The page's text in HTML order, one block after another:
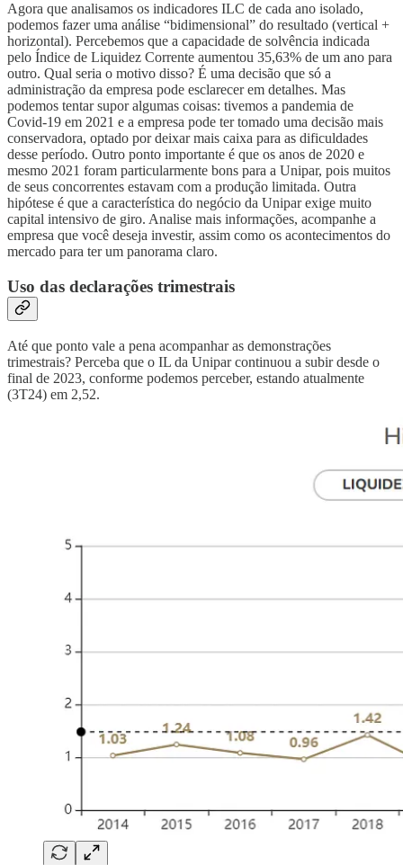
Agora que analisamos os indicadores ILC de cada ano isolado,
podemos fazer uma análise “bidimensional” do resultado (vertical +
horizontal). Percebemos que a capacidade de solvência indicada
pelo Índice de Liquidez Corrente aumentou 35,63% de um ano para
outro. Qual seria o motivo disso? É uma decisão que só a
administração da empresa pode esclarecer em detalhes. Mas
podemos tentar supor algumas coisas: tivemos a pandemia de
Covid-19 em 2021 e a empresa pode ter tomado uma decisão mais
conservadora, optado por deixar mais caixa para as dificuldades
desse período. Outro ponto importante é que os anos de 2020 e
mesmo 2021 foram particularmente bons para a Unipar, pois muitos
de seus concorrentes estavam com a produção limitada. Outra
hipótese é que a característica do negócio da Unipar exige muito
capital intensivo de giro. Analise mais informações, acompanhe a
empresa que você deseja investir, assim como os acontecimentos do
mercado para ter um panorama claro.
Uso das declarações trimestrais
Até que ponto vale a pena acompanhar as demonstrações
trimestrais? Perceba que o IL da Unipar continuou a subir desde o
final de 2023, conforme podemos perceber, estando atualmente
(3T24) em 2,52.